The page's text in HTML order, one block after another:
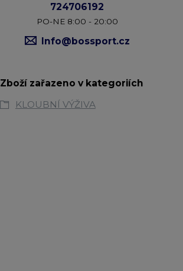
724706192
PO-NE 8:00 - 20:00
Info@bossport.cz
Zboží zařazeno v kategoriích
KLOUBNÍ VÝŽIVA